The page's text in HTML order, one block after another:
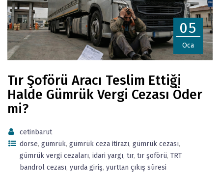
05
Oca
Tır Şoförü Aracı Teslim Ettiği
Halde Gümrük Vergi Cezası Öder
mi?
cetinbarut
dorse, gümrük, gümrük ceza itirazı, gümrük cezası,
gümrük vergi cezaları, idari yargı, tır, tır şoförü, TRT
bandrol cezası, yurda giriş, yurttan çıkış süresi